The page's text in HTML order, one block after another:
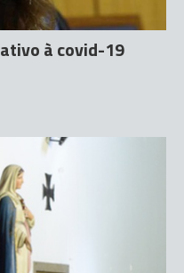
à covid-19